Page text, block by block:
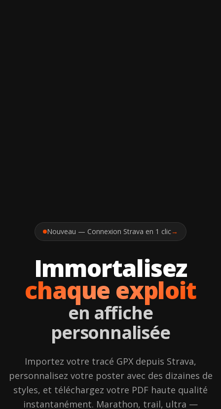
Nouveau — Connexion Strava en 1 clic→
Immortalisez
chaque exploit
en affiche
personnalisée
Importez votre tracé GPX depuis Strava,
personnalisez votre poster avec des dizaines de
styles, et téléchargez votre PDF haute qualité
instantanément. Marathon, trail, ultra —